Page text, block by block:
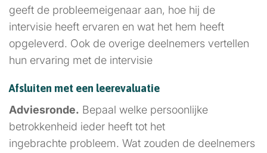
geeft de probleemeigenaar aan, hoe hij de
intervisie heeft ervaren en wat het hem heeft
opgeleverd. Ook de overige deelnemers vertellen
hun ervaring met de intervisie
Afsluiten met een leerevaluatie
Adviesronde. Bepaal welke persoonlijke
betrokkenheid ieder heeft tot het
ingebrachte probleem. Wat zouden de deelnemers